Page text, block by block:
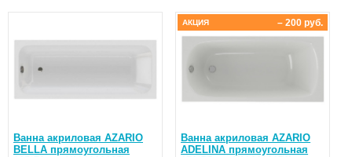
Ванна акриловая AZARIO
BELLA прямоугольная
Ванна акриловая AZARIO
ADELINA прямоугольная
– 200 руб.
АКЦИЯ